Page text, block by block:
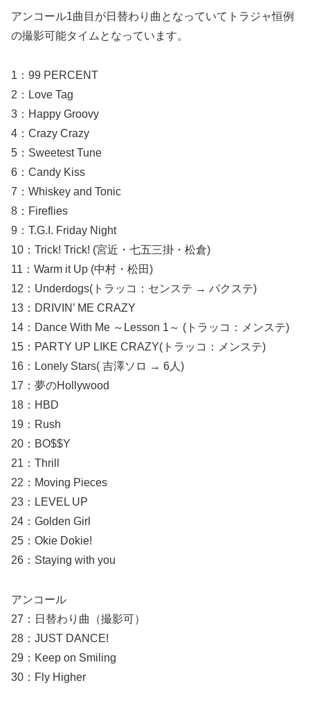
アンコール1曲目が日替わり曲となっていてトラジャ恒例
の撮影可能タイムとなっています。
1：99 PERCENT
2：Love Tag
3：Happy Groovy
4：Crazy Crazy
5：Sweetest Tune
6：Candy Kiss
7：Whiskey and Tonic
8：Fireflies
9：T.G.I. Friday Night
10：Trick! Trick! (宮近・七五三掛・松倉)
11：Warm it Up (中村・松田)
12：Underdogs(トラッコ：センステ → バクステ)
13：DRIVIN’ ME CRAZY
14：Dance With Me ～Lesson 1～ (トラッコ：メンステ)
15：PARTY UP LIKE CRAZY(トラッコ：メンステ)
16：Lonely Stars( 吉澤ソロ → 6人)
17：夢のHollywood
18：HBD
19：Rush
20：BO$$Y
21：Thrill
22：Moving Pieces
23：LEVEL UP
24：Golden Girl
25：Okie Dokie!
26：Staying with you
アンコール
27：日替わり曲（撮影可）
28：JUST DANCE!
29：Keep on Smiling
30：Fly Higher